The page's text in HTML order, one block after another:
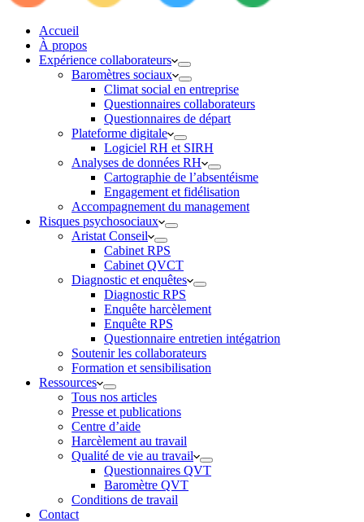
Accueil
À propos
Expérience collaborateurs
Baromètres sociaux
Climat social en entreprise
Questionnaires collaborateurs
Questionnaires de départ
Plateforme digitale
Logiciel RH et SIRH
Analyses de données RH
Cartographie de l’absentéisme
Engagement et fidélisation
Accompagnement du management
Risques psychosociaux
Aristat Conseil
Cabinet RPS
Cabinet QVCT
Diagnostic et enquêtes
Diagnostic RPS
Enquête harcèlement
Enquête RPS
Questionnaire entretien intégatrion
Soutenir les collaborateurs
Formation et sensibilisation
Ressources
Tous nos articles
Presse et publications
Centre d’aide
Harcèlement au travail
Qualité de vie au travail
Questionnaires QVT
Baromètre QVT
Conditions de travail
Contact